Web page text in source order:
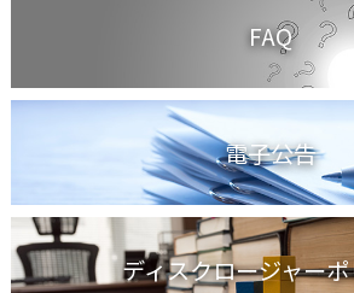
FAQ
電子公告
ディスクロージャー